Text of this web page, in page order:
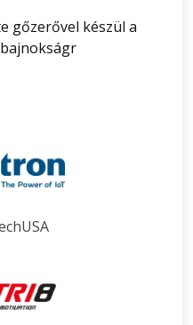
gőzerővel készül a